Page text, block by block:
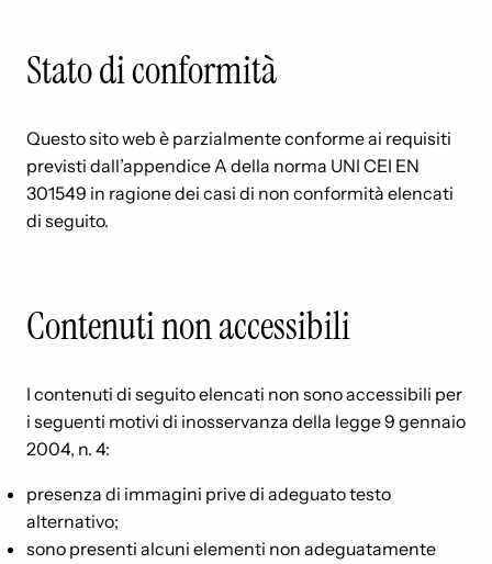
Stato di conformità
Questo sito web è parzialmente conforme ai requisiti
previsti dall’appendice A della norma UNI CEI EN
301549 in ragione dei casi di non conformità elencati
di seguito.
Contenuti non accessibili
I contenuti di seguito elencati non sono accessibili per
i seguenti motivi di inosservanza della legge 9 gennaio
2004, n. 4:
presenza di immagini prive di adeguato testo
alternativo;
sono presenti alcuni elementi non adeguatamente